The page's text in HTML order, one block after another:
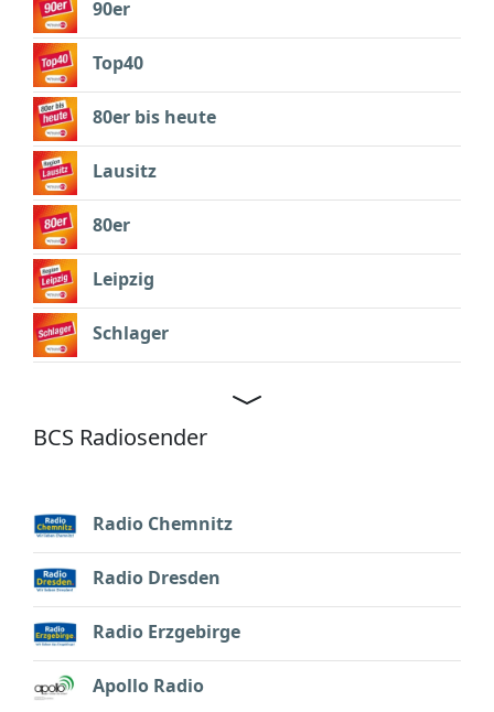
90er
Top40
80er bis heute
Lausitz
80er
Leipzig
Schlager
BCS Radiosender
Radio Chemnitz
Radio Dresden
Radio Erzgebirge
Apollo Radio